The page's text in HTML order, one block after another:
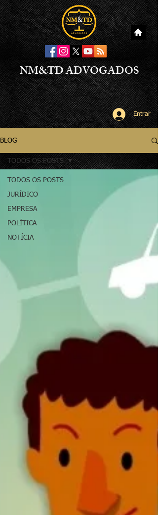
NM&TD ADVOGADOS
Entrar
BLOG
TODOS OS POSTS
JURÍDICO
EMPRESA
POLÍTICA
NOTÍCIA
TODOS OS POSTS